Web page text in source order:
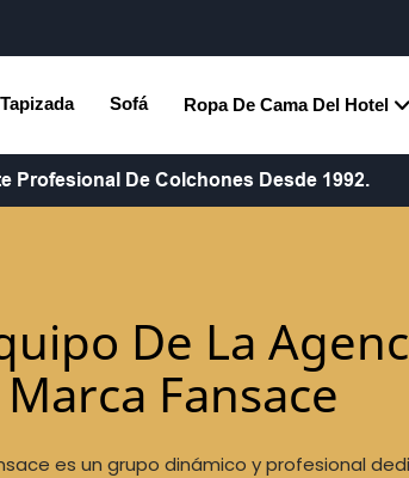
Sofá Ropa De Cama Del Hotel
Profesional De Colchones Desde 1992.
De La
Marca Fansace
es un grupo dinámico y profesional